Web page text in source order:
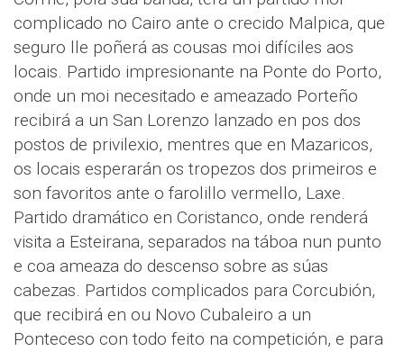
complicado no Cairo ante o crecido Malpica, que
seguro lle poñerá as cousas moi difíciles aos
locais. Partido impresionante na Ponte do Porto,
onde un moi necesitado e ameazado Porteño
recibirá a un San Lorenzo lanzado en pos dos
postos de privilexio, mentres que en Mazaricos,
os locais esperarán os tropezos dos primeiros e
son favoritos ante o farolillo vermello, Laxe.
Partido dramático en Coristanco, onde renderá
visita a Esteirana, separados na táboa nun punto
e coa ameaza do descenso sobre as súas
cabezas. Partidos complicados para Corcubión,
que recibirá en ou Novo Cubaleiro a un
Ponteceso con todo feito na competición, e para